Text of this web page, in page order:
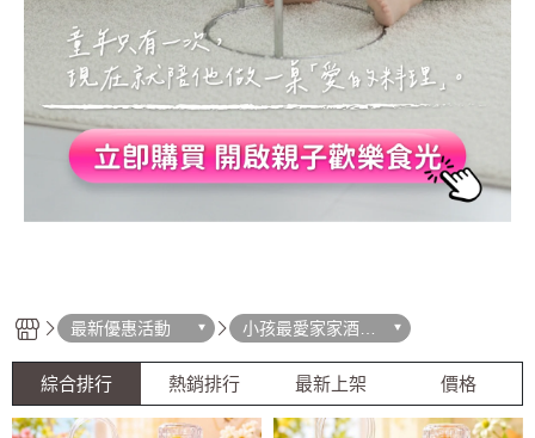
最新優惠活動
小孩最愛家家酒組
合
綜合排行 熱銷排行 最新上架 價格